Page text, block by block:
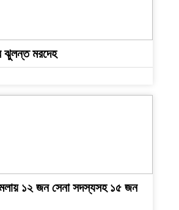
ঝুলন্ত মরদেহ
১২ জন সেনা সদস্যসহ ১৫ জন